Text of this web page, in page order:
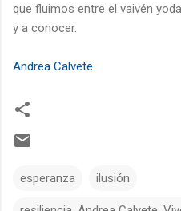
que fluimos entre el vaivén
y a conocer.
Andrea Calvete
esperanza ilusión